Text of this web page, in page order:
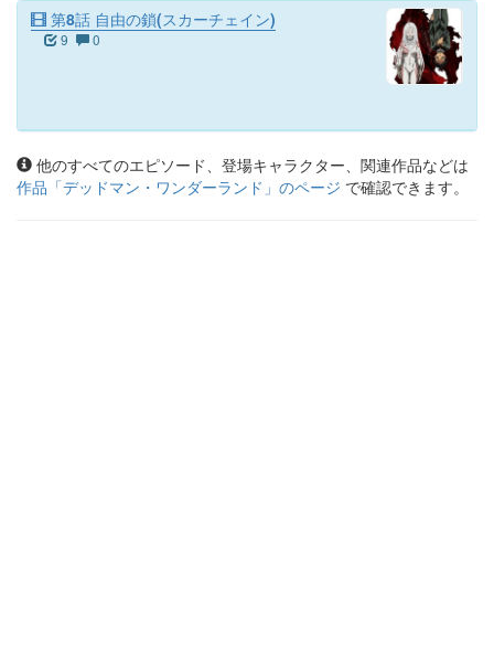
第8話 自由の鎖(スカーチェイン)
9 0
他のすべてのエピソード、登場キャラクター、関連作品などは
作品「デッドマン・ワンダーランド 」のページ で確認できます。